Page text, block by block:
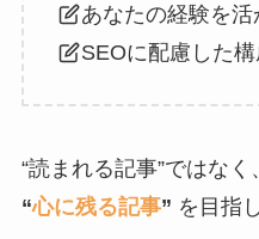
あなたの経験を
SEOに配慮した
“読まれる記事”ではなく、
“心に残る記事” を目指